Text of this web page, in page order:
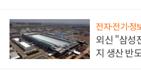
전자·전기·정
외신 "삼성
지 생산 반